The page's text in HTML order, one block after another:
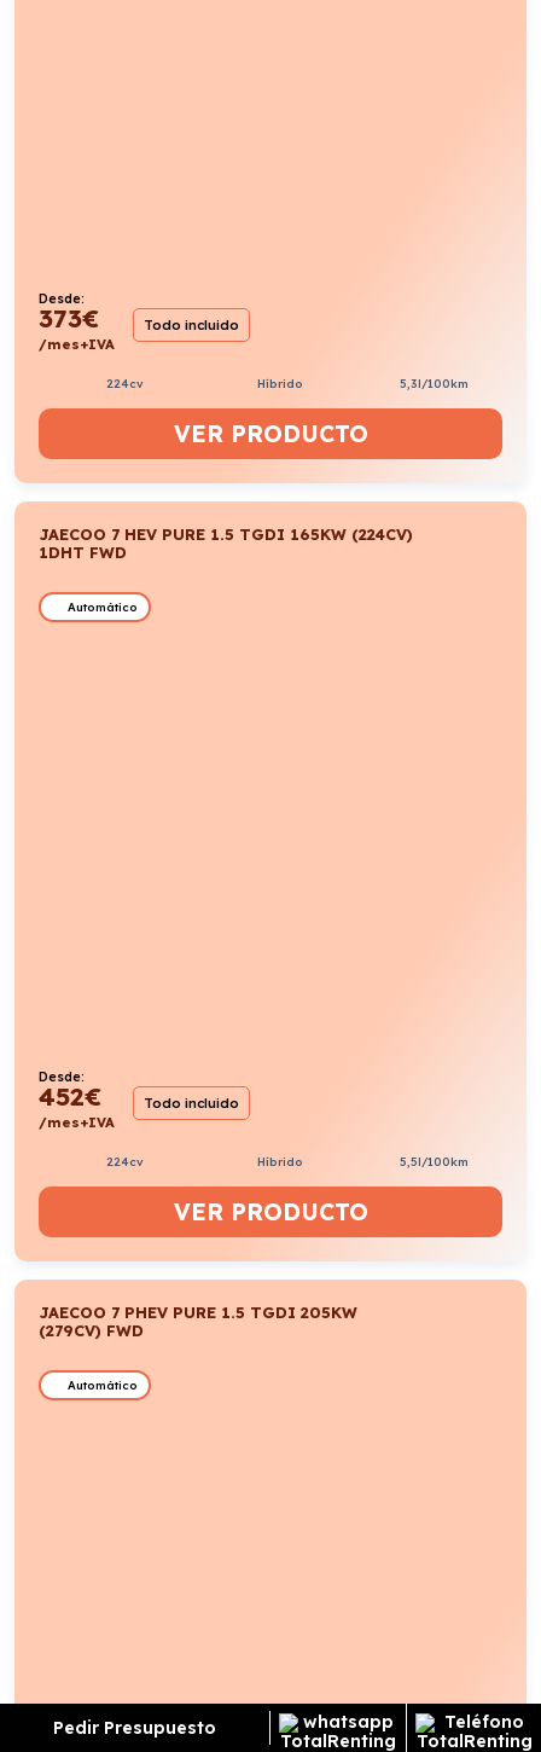
Desde:
373€
/mes+IVA
Todo incluido
224cv Híbrido 5,3l/100km
VER PRODUCTO
JAECOO 7 HEV PURE 1.5 TGDI 165KW (224CV)
1DHT FWD
Automático
Desde:
452€
/mes+IVA
Todo incluido
224cv Híbrido 5,5l/100km
VER PRODUCTO
JAECOO 7 PHEV PURE 1.5 TGDI 205KW
(279CV) FWD
Automático
Pedir Presupuesto